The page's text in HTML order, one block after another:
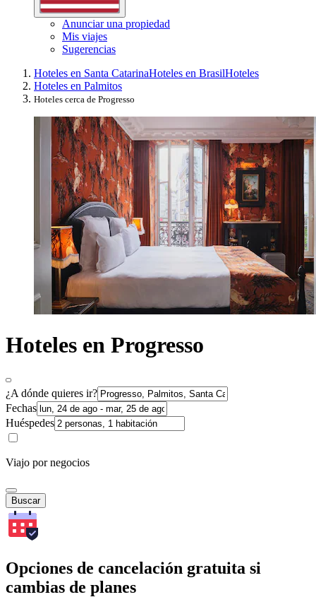
Anunciar una propiedad
Mis viajes
Sugerencias
Hoteles en Santa CatarinaHoteles en BrasilHoteles
Hoteles en Palmitos
Hoteles cerca de Progresso
Hoteles en Progresso
¿A dónde quieres ir?
Fechas
Huéspedes
Viajo por negocios
Buscar
Opciones de cancelación gratuita si
cambias de planes